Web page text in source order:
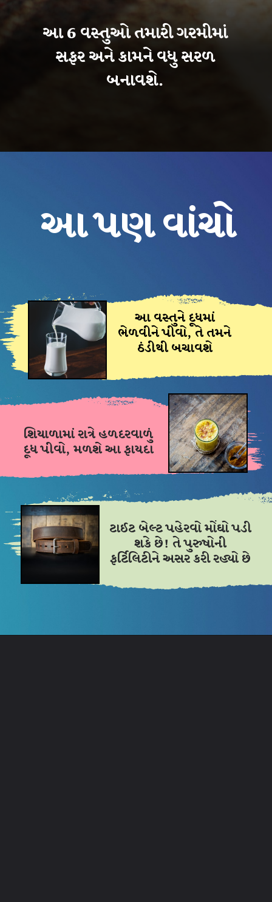
આ 6 વસ્તુઓ તમારી ગરમીમાં
સફર અને કામને વધુ સરળ
બનાવશે.
આ પણ વાંચો
આ વસ્તુને દૂધમાં
ભેળવીને પીવો, તે તમને
ઠંડીથી બચાવશે
શિયાળામાં રાત્રે હળદરવાળું
દૂધ પીવો, મળશે આ ફાયદા
ટાઈટ બેલ્ટ પહેરવો મોંઘો પડી
શકે છે! તે પુરુષોની
ફર્ટિલિટીને અસર કરી રહ્યો છે